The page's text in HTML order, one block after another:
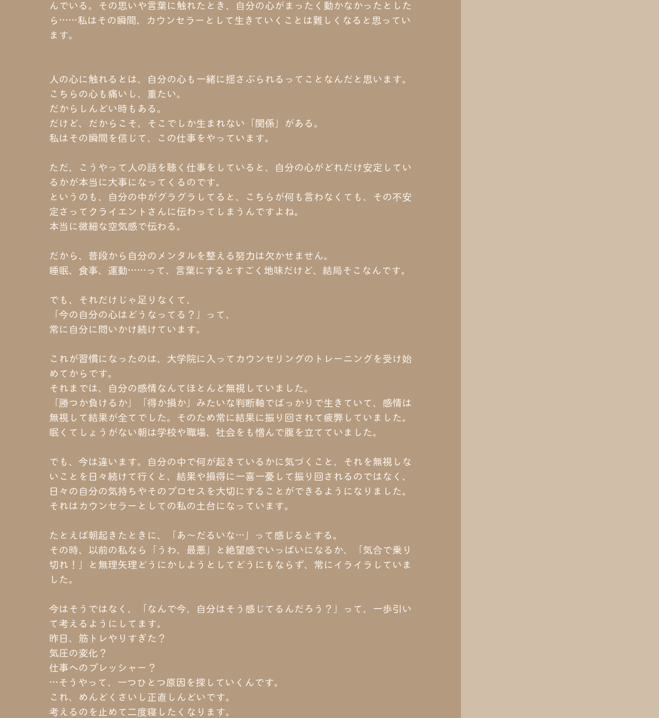
んでいる。その思いや言葉に触れたとき、自分の心がまったく動かなかったとした
ら……私はその瞬間、カウンセラーとして生きていくことは難しくなると思ってい
ます。
人の心に触れるとは、自分の心も一緒に揺さぶられるってことなんだと思います。
こちらの心も痛いし、重たい。
だからしんどい時もある。
だけど、だからこそ、そこでしか生まれない「関係」がある。
私はその瞬間を信じて、この仕事をやっています。
ただ、こうやって人の話を聴く仕事をしていると、自分の心がどれだけ安定してい
るかが本当に大事になってくるのです。
というのも、自分の中がグラグラしてると、こちらが何も言わなくても、その不安
定さってクライエントさんに伝わってしまうんですよね。
本当に微細な空気感で伝わる。
だから、普段から自分のメンタルを整える努力は欠かせません。
睡眠、食事、運動……って、言葉にするとすごく地味だけど、結局そこなんです。
でも、それだけじゃ足りなくて、
「今の自分の心はどうなってる？」って、
常に自分に問いかけ続けています。
これが習慣になったのは、大学院に入ってカウンセリングのトレーニングを受け始
めてからです。
それまでは、自分の感情なんてほとんど無視していました。
「勝つか負けるか」「得か損か」みたいな判断軸でばっかりで生きていて、感情は
無視して結果が全てでした。そのため常に結果に振り回されて疲弊していました。
眠くてしょうがない朝は学校や職場、社会をも憎んで腹を立てていました。
でも、今は違います。自分の中で何が起きているかに気づくこと、それを無視しな
いことを日々続けて行くと、結果や損得に一喜一憂して振り回されるのではなく、
日々の自分の気持ちやそのプロセスを大切にすることができるようになりました。
それはカウンセラーとしての私の土台になっています。
たとえば朝起きたときに、「あ〜だるいな…」って感じるとする。
その時、以前の私なら「うわ、最悪」と絶望感でいっぱいになるか、「気合で乗り
切れ！」と無理矢理どうにかしようとしてどうにもならず、常にイライラしていま
した。
今はそうではなく、「なんで今、自分はそう感じてるんだろう？」って、一歩引い
て考えるようにしてます。
昨日、筋トレやりすぎた？
気圧の変化？
仕事へのプレッシャー？
…そうやって、一つひとつ原因を探していくんです。
これ、めんどくさいし正直しんどいです。
考えるのを止めて二度寝したくなります。